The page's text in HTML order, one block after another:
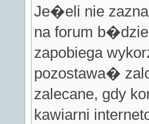
Je�eli nie
na forum
zapobiega
pozostawa�
zalecane, gdy
kawiarni